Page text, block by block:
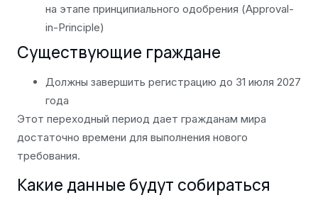
на этапе принципиального одобрения (Approval-
in-Principle)
Существующие граждане
Должны завершить регистрацию до 31 июля 2027
года
Этот переходный период дает гражданам мира
достаточно времени для выполнения нового
требования.
Какие данные будут собираться